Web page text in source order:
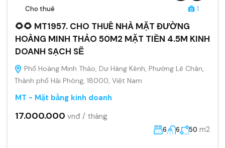
Cho thuê 1
🌻🌻 MT1957. CHO THUÊ NHÀ MẶT ĐƯỜNG
HOÀNG MINH THẢO 50M2 MẶT TIỀN 4.5M KINH
DOANH SẠCH SẼ
Phố Hoàng Minh Thảo, Dư Hàng Kênh, Phường Lê Chân,
Thành phố Hải Phòng, 18000, Việt Nam
MT - Mặt bằng kinh doanh
17.000.000 vnđ / tháng
6 6 50 m2